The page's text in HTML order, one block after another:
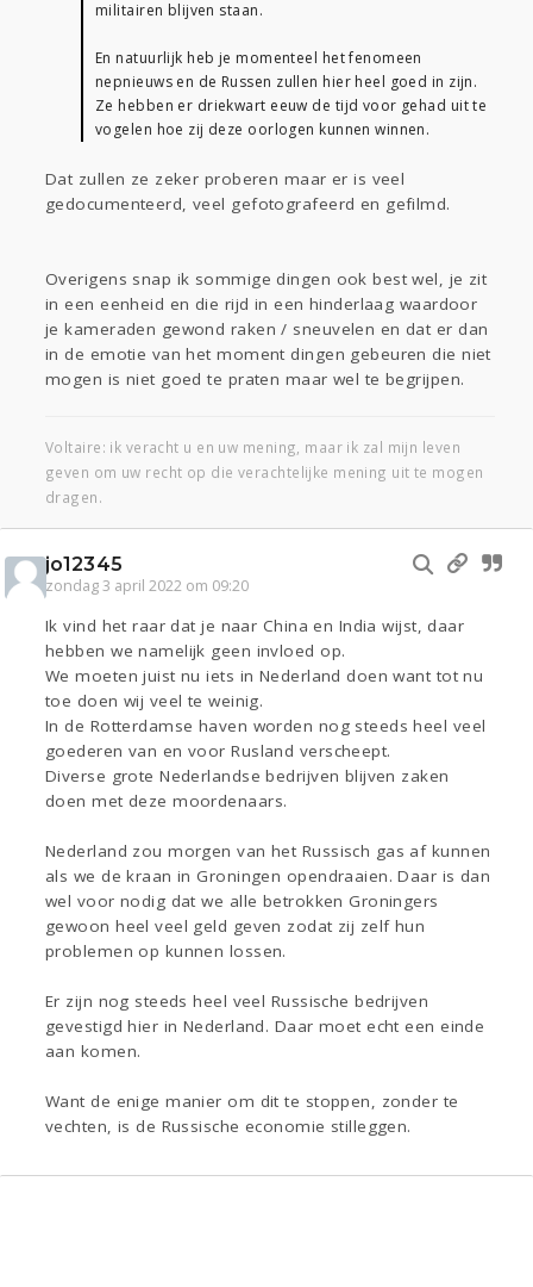
militairen blijven staan.
En natuurlijk heb je momenteel het fenomeen
nepnieuws en de Russen zullen hier heel goed in zijn.
Ze hebben er driekwart eeuw de tijd voor gehad uit te
vogelen hoe zij deze oorlogen kunnen winnen.
Dat zullen ze zeker proberen maar er is veel
gedocumenteerd, veel gefotografeerd en gefilmd.
Overigens snap ik sommige dingen ook best wel, je zit
in een eenheid en die rijd in een hinderlaag waardoor
je kameraden gewond raken / sneuvelen en dat er dan
in de emotie van het moment dingen gebeuren die niet
mogen is niet goed te praten maar wel te begrijpen.
Voltaire: ik veracht u en uw mening, maar ik zal mijn leven
geven om uw recht op die verachtelijke mening uit te mogen
dragen.
jo12345
zondag 3 april 2022 om 09:20
Ik vind het raar dat je naar China en India wijst, daar
hebben we namelijk geen invloed op.
We moeten juist nu iets in Nederland doen want tot nu
toe doen wij veel te weinig.
In de Rotterdamse haven worden nog steeds heel veel
goederen van en voor Rusland verscheept.
Diverse grote Nederlandse bedrijven blijven zaken
doen met deze moordenaars.
Nederland zou morgen van het Russisch gas af kunnen
als we de kraan in Groningen opendraaien. Daar is dan
wel voor nodig dat we alle betrokken Groningers
gewoon heel veel geld geven zodat zij zelf hun
problemen op kunnen lossen.
Er zijn nog steeds heel veel Russische bedrijven
gevestigd hier in Nederland. Daar moet echt een einde
aan komen.
Want de enige manier om dit te stoppen, zonder te
vechten, is de Russische economie stilleggen.